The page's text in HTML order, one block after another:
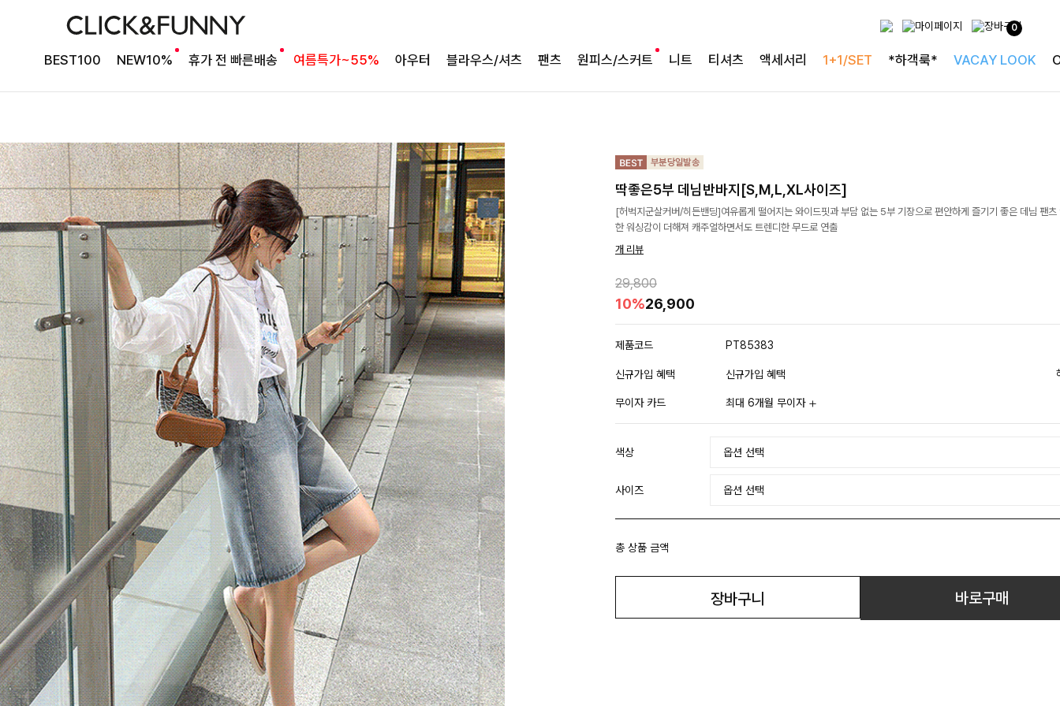
0
BEST100 NEW10% 휴가 전 빠른배송 여름특가~55% 아우터 블라우스/셔츠 팬츠 원피스/스커트 니트 티셔츠 액세서리 1+1/SET *하객룩* VACAY LOOK
딱좋은5부 데님반바지[S,M,L,XL사이즈]
[허벅지군살커버/히든밴딩]여유롭게 떨어지는 와이드핏과 부담 없는 5부 기장으로 편안하게 즐기기 좋은 데님 팬츠
한 워싱감이 더해져 캐주얼하면서도 트렌디한 무드로 연출
개 리뷰
29,800
10%26,900
제품코드 PT85383
신규가입 혜택 신규가입 혜택
무이자 카드 최대 6개월 무이자
색상
사이즈
총 상품 금액
장바구니 바로구매